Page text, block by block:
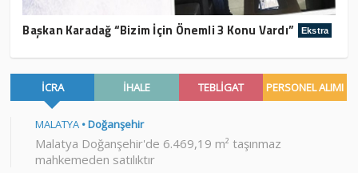
Başkan Karadağ “Bizim İçin Önemli 3 Konu Vardı” Ekstra